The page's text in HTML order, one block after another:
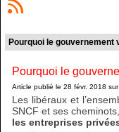
Pourquoi le gouvernement
Pourquoi le
Article publié le 28 févr. 2018
Les libéraux et
SNCF et ses
les entreprises